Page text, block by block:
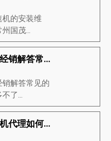
的安装维
国茂...
国茂减速机经销解答常见的疑惑
解答常见的
了...
看东元减速机代理如何维护减速机